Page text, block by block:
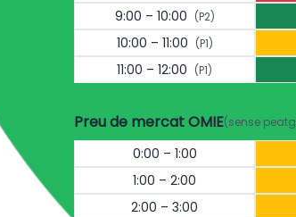
9:00 – 10:00 (P2)
10:00 – 11:00 (P1)
11:00 – 12:00 (P1)
Preu de mercat OMIE(sense
0:00 – 1:00
1:00 – 2:00
2:00 – 3:00